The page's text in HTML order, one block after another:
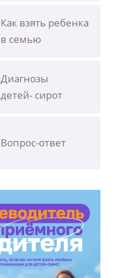
Как взять ребенка
в семью
Диагнозы
детей- сирот
Вопрос-ответ